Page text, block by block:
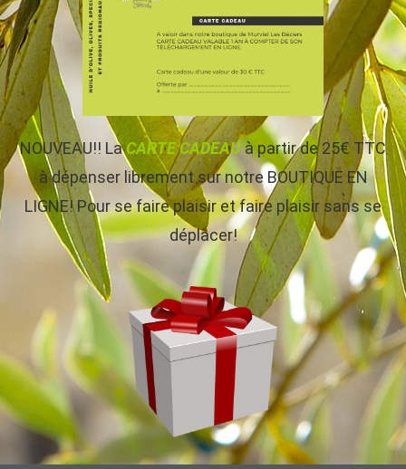
NOUVEAU!! LaCARTE CADEAUà partir de 25€ TTC
à dépenser librement sur notre BOUTIQUE EN
LIGNE! Pour se faire plaisir et faire plaisir sans se
déplacer!